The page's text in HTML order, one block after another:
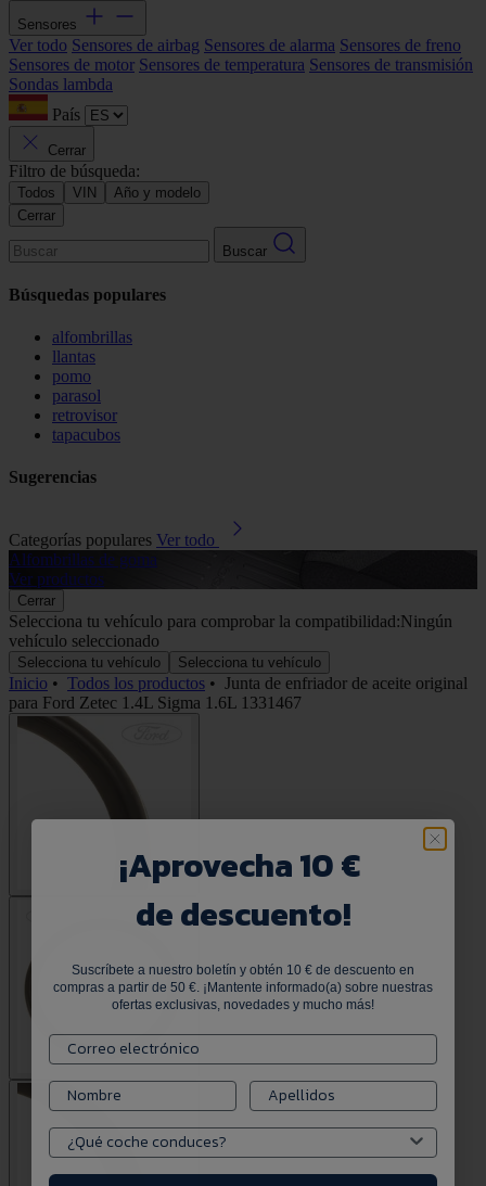
Sensores
Ver todo Sensores de airbag Sensores de alarma Sensores de freno
Sensores de motor Sensores de temperatura Sensores de transmisión
Sondas lambda
País
Cerrar
Filtro de búsqueda:
Todos VIN
Año y modelo
Cerrar
Buscar
Búsquedas populares
alfombrillas
llantas
pomo
parasol
retrovisor
tapacubos
Sugerencias
Categorías populares Ver todo
Alfombrillas de goma
Ver productos
Cerrar
Selecciona tu vehículo para comprobar la compatibilidad:Ningún
vehículo seleccionado
Selecciona tu vehículo Selecciona tu vehículo
Inicio • Todos los productos • Junta de enfriador de aceite original
para Ford Zetec 1.4L Sigma 1.6L 1331467
¡Aprovecha 10 €
de descuento!
Suscríbete a nuestro boletín y obtén 10 € de descuento en
compras a partir de 50 €. ¡Mantente informado(a) sobre nuestras
ofertas exclusivas, novedades y mucho más!